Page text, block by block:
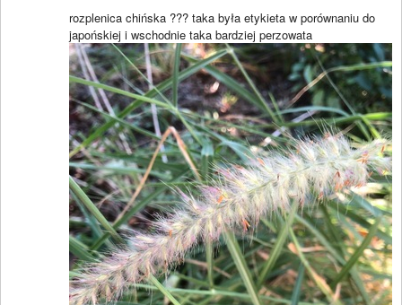
rozplenica chińska ??? taka była etykieta w porównaniu do
japońskiej i wschodnie taka bardziej perzowata